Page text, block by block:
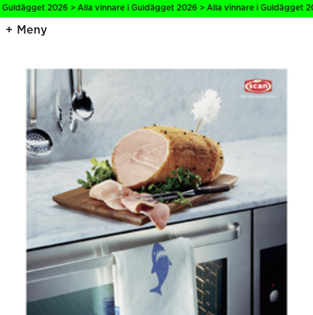
2026 > Alla vinnare i Guldägget 2026 > Alla vinnare i Guldägget
Meny